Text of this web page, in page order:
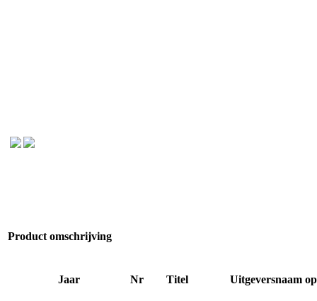
Product omschrijving
Jaar Nr Titel Uitgeversnaam